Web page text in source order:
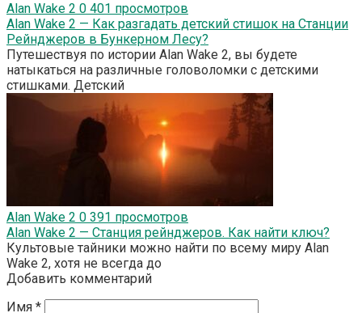
Alan Wake 2 0 401 просмотров
Alan Wake 2 — Как разгадать детский стишок на Станции
Рейнджеров в Бункерном Лесу?
Путешествуя по истории Alan Wake 2, вы будете
натыкаться на различные головоломки с детскими
стишками. Детский
Alan Wake 2 0 391 просмотров
Alan Wake 2 — Станция рейнджеров. Как найти ключ?
Культовые тайники можно найти по всему миру Alan
Wake 2, хотя не всегда до
Добавить комментарий
Имя *